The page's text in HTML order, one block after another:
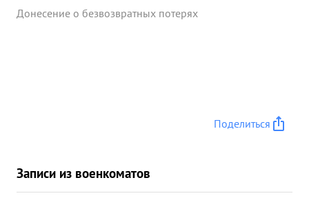
Донесение о безвозвратных потерях
Поделиться
Записи из военкоматов